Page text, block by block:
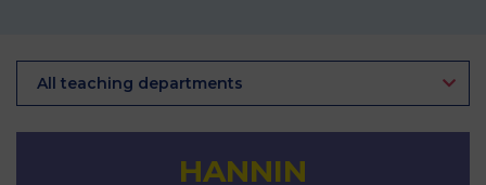
All teaching departments
HANNIN